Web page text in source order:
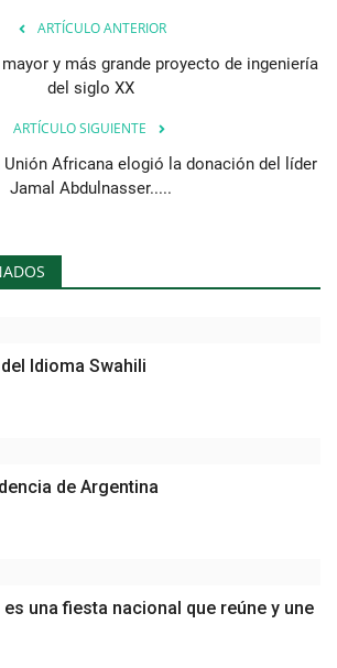
ARTÍCULO ANTERIOR
y más grande proyecto de ingeniería
del siglo XX
ARTÍCULO SIGUIENTE
Unión Africana elogió la donación del líder
Jamal Abdulnasser.....
Idioma Swahili
de Argentina
una fiesta nacional que reúne y une